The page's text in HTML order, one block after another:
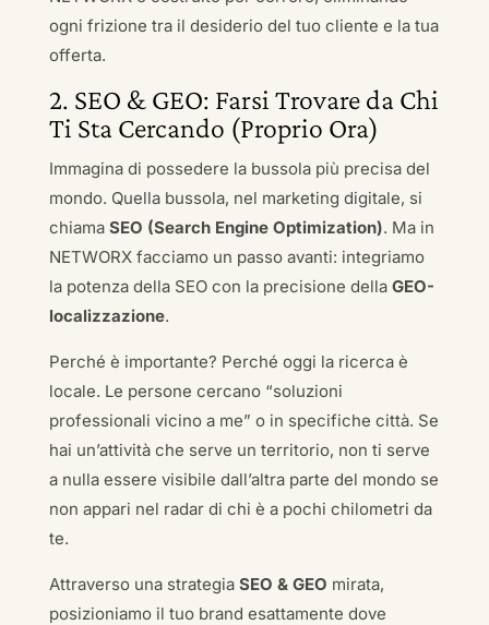
ogni frizione tra il desiderio del tuo cliente e la tua
offerta.
2. SEO & GEO: Farsi Trovare da Chi
Ti Sta Cercando (Proprio Ora)
Immagina di possedere la bussola più precisa del
mondo. Quella bussola, nel marketing digitale, si
chiama SEO (Search Engine Optimization). Ma in
NETWORX facciamo un passo avanti: integriamo
la potenza della SEO con la precisione della GEO-
localizzazione.
Perché è importante? Perché oggi la ricerca è
locale. Le persone cercano “soluzioni
professionali vicino a me” o in specifiche città. Se
hai un’attività che serve un territorio, non ti serve
a nulla essere visibile dall’altra parte del mondo se
non appari nel radar di chi è a pochi chilometri da
te.
Attraverso una strategia SEO & GEO mirata,
posizioniamo il tuo brand esattamente dove